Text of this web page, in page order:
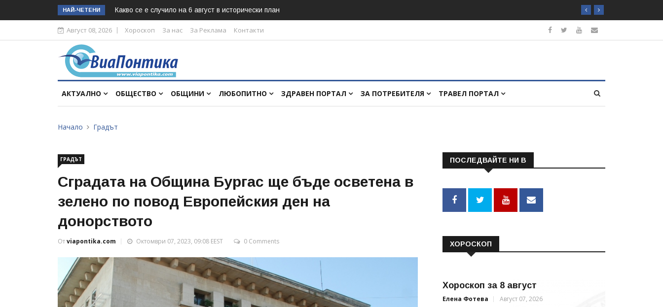
НАЙ-ЧЕТЕНИ Какво се е случило на 6 август в исторически план
Август 08, 2026 Хороскоп За нас За Реклама Контакти
АКТУАЛНО ОБЩЕСТВО ОБЩИНИ ЛЮБОПИТНО ЗДРАВЕН ПОРТАЛ ЗА ПОТРЕБИТЕЛЯ ТРАВЕЛ ПОРТАЛ
Начало Градът
ГРАДЪТ
Сградата на Община Бургас ще бъде осветена в
зелено по повод Европейския ден на
донорството
Отviapontika.com Октомври 07, 2023, 09:08 EEST 0 Comments
ПОСЛЕДВАЙТЕ НИ В
ХОРОСКОП
Хороскоп за 8 август
Елена Фотева Август 07, 2026